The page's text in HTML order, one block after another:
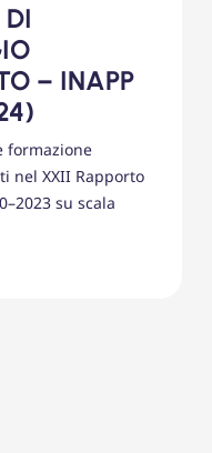
– INAPP
formazione
nel XXII Rapporto
su scala